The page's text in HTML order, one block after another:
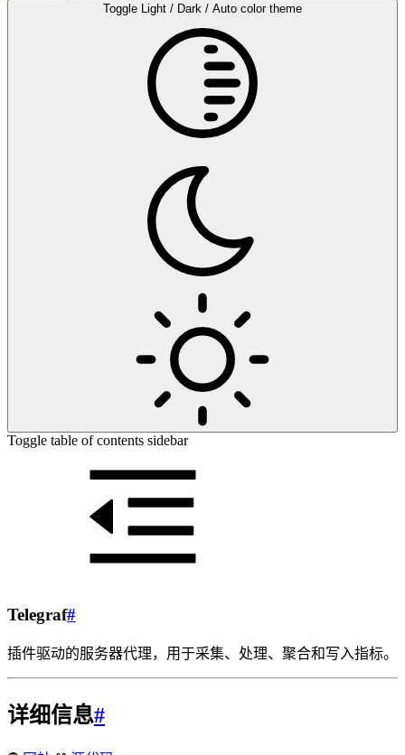
Toggle Light / Dark / Auto color theme
Toggle table of contents sidebar
Telegraf#
插件驱动的服务器代理，用于采集、处理、聚合和写入指标。
详细信息#